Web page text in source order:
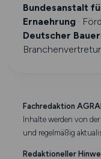
Bundesanstalt
Ernaehrung ·
Deutscher
Fachredaktion
Inhalte werden von
und regelmäßig
Redaktioneller